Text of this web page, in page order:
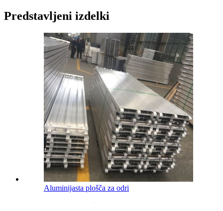
Predstavljeni izdelki
Aluminijasta plošča za odri